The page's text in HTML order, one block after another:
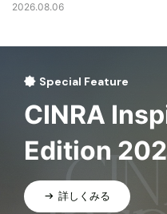
2026.08.06
Special Feature
CINRA
Edition
詳しくみる